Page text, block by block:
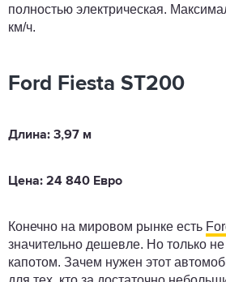
полностью электрическая.
км/ч.
Ford Fiesta ST200
Длина: 3,97 м
Цена: 24 840 Евро
Конечно на мировом рынке есть
значительно дешевле. Но только
капотом. Зачем нужен этот